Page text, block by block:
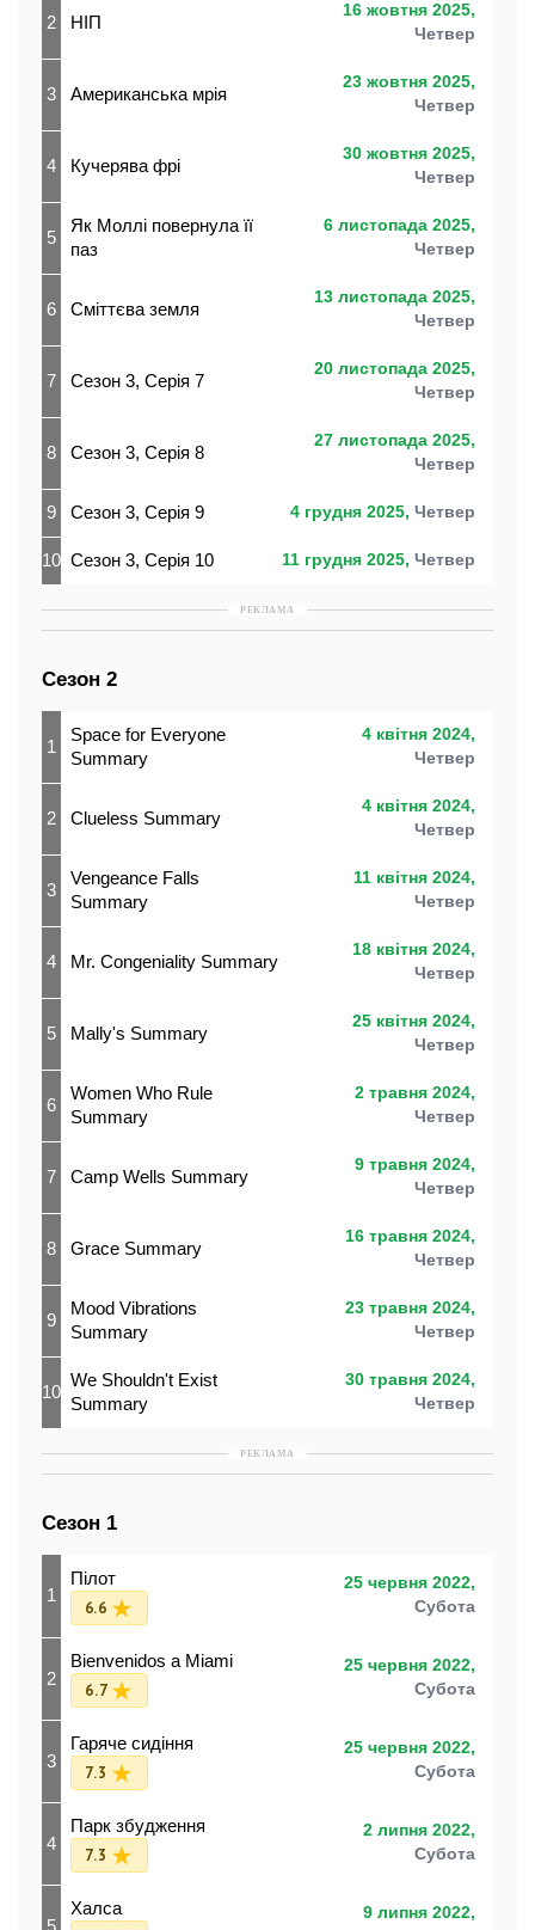
2 НІП
16 жовтня 2025,
Четвер
3 Американська мрія
23 жовтня 2025,
Четвер
4 Кучерява фрі
30 жовтня 2025,
Четвер
5
Як Моллі повернула її
паз
6 листопада 2025,
Четвер
6 Сміттєва земля
13 листопада 2025,
Четвер
7 Сезон 3, Серія 7
20 листопада 2025,
Четвер
8 Сезон 3, Серія 8
27 листопада 2025,
Четвер
9 Сезон 3, Серія 9 4 грудня 2025, Четвер
10 Сезон 3, Серія 10 11 грудня 2025, Четвер
РЕКЛАМА
Сезон 2
1
Space for Everyone
Summary
4 квітня 2024,
Четвер
2 Clueless Summary
4 квітня 2024,
Четвер
3
Vengeance Falls
Summary
11 квітня 2024,
Четвер
4 Mr. Congeniality Summary
18 квітня 2024,
Четвер
5 Mally's Summary
25 квітня 2024,
Четвер
6
Women Who Rule
Summary
2 травня 2024,
Четвер
7 Camp Wells Summary
9 травня 2024,
Четвер
8 Grace Summary
16 травня 2024,
Четвер
9
Mood Vibrations
Summary
23 травня 2024,
Четвер
10
We Shouldn't Exist
Summary
30 травня 2024,
Четвер
РЕКЛАМА
Сезон 1
1
Пілот
6.6
25 червня 2022,
Субота
2
Bienvenidos a Miami
6.7
25 червня 2022,
Субота
3
Гаряче сидіння
7.3
25 червня 2022,
Субота
4
Парк збудження
7.3
2 липня 2022,
Субота
5
Халса
9 липня 2022,